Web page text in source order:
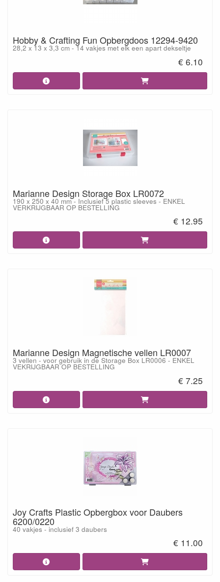
Hobby & Crafting Fun Opbergdoos 12294-9420
28,2 x 13 x 3,3 cm - 14 vakjes met elk een apart dekseltje
€ 6.10
Marianne Design Storage Box LR0072
190 x 250 x 40 mm - Inclusief 5 plastic sleeves - ENKEL
VERKRIJGBAAR OP BESTELLING
€ 12.95
Marianne Design Magnetische vellen LR0007
3 vellen - voor gebruik in de Storage Box LR0006 - ENKEL
VEKRIJGBAAR OP BESTELLING
€ 7.25
Joy Crafts Plastic Opbergbox voor Daubers
6200/0220
40 vakjes - inclusief 3 daubers
€ 11.00